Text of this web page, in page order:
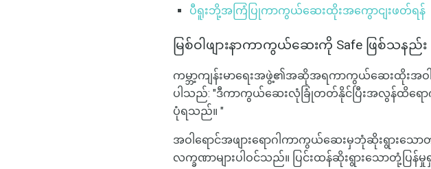
ပီရူးဘို့အကြံပြုကာကွယ်ဆေးထိုးအကွောငျးဖတ်ရန်
မြစ်ဝါဖျားနာကာကွယ်ဆေးကို Safe ဖြစ်သနည်း
ကမ္ဘာ့ကျန်းမာရေးအဖွဲ့၏အဆိုအရကာကွယ်ဆေးထိုးအဝ
ပါသည်: "ဒီကာကွယ်ဆေးလုံခြုံတတ်နိုင်ပြီးအလွန်ထိရ
ပုံရသည်။ "
အဝါရောင်အဖျားရောဂါကာကွယ်ဆေးမှဘုံဆိုးရွားသောတုံ့
လက္ခဏာများပါဝင်သည်။ ပြင်းထန်ဆိုးရွားသောတုံ့ပြန်မှု